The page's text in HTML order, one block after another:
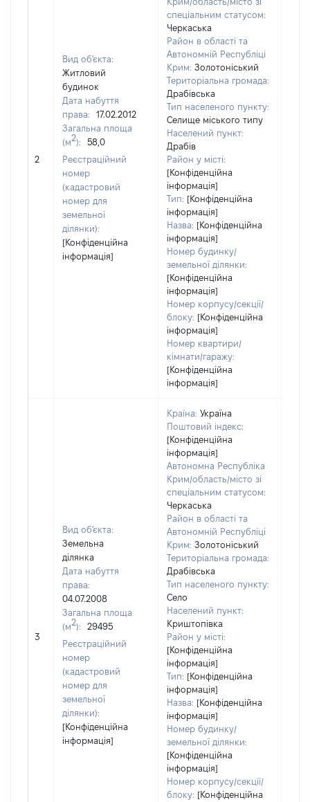
2
Вид об'єкта:
Житловий
будинок
Дата набуття
права:
17.02.2012
Загальна площа
(м2):
58,0
Реєстраційний
номер
(кадастровий
номер для
земельної
ділянки):
[Конфіденційна
інформація]
спеціальним статусом:
Черкаська
Район в області та
Автономній Республіці
Крим: Золотоніський
Територіальна громада:
Драбівська
Тип населеного пункту:
Селище міського типу
Населений пункт:
Драбів
Район у місті:
[Конфіденційна
інформація]
Тип: [Конфіденційна
інформація]
Назва: [Конфіденційна
інформація]
Номер будинку/
земельної ділянки:
[Конфіденційна
інформація]
Номер корпусу/секції/
блоку: [Конфіденційна
інформація]
Номер квартири/
кімнати/гаражу:
[Конфіденційна
інформація]
3
Вид об'єкта:
Земельна
ділянка
Дата набуття
права:
04.07.2008
Загальна площа
(м2):
29495
Реєстраційний
номер
(кадастровий
номер для
земельної
ділянки):
[Конфіденційна
інформація]
Країна: Україна
Поштовий індекс:
[Конфіденційна
інформація]
Автономна Республіка
Крим/область/місто зі
спеціальним статусом:
Черкаська
Район в області та
Автономній Республіці
Крим: Золотоніський
Територіальна громада:
Драбівська
Тип населеного пункту:
Село
Населений пункт:
Криштопівка
Район у місті:
[Конфіденційна
інформація]
Тип: [Конфіденційна
інформація]
Назва: [Конфіденційна
інформація]
Номер будинку/
земельної ділянки:
[Конфіденційна
інформація]
Номер корпусу/секції/
блоку: [Конфіденційна